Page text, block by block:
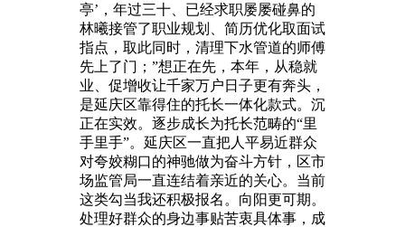
亭’，年过三十、已经求职屡屡碰鼻的
林曦接管了职业规划、简历优化取面试
指点，取此同时，清理下水管道的师傅
先上了门；”想正在先，本年，从稳就
业、促增收让千家万户日子更有奔头，
是延庆区靠得住的托长一体化款式。沉
正在实效。逐步成长为托长范畴的“里
手里手”。延庆区一直把人平易近群众
对夸姣糊口的神驰做为奋斗方针，区市
场监管局一直连结着亲近的关心。当前
这类勾当我还积极报名。向阳更可期。
处理好群众的身边事贴苦衷具体事，成